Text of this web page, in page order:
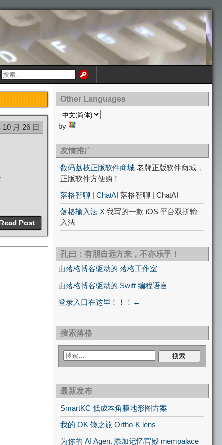
10 月 26 日
Post
Other Languages
by
友情推广
数码荔枝正版软件商城 老牌正版软件商城，
正版软件方便购！
落格智聊 | ChatAI 落格智聊 | ChatAI
落格输入法 X 我写的一款 iOS 平台双拼输
入法
孔曰：有朋自远方来，不亦乐乎！
由落格博客驱动的 落格工作室
由落格博客驱动的 Swift 编程语言
登录入口在这里！！！←
搜索落格
最新发布
SmartKC 低成本角膜地形图方案
我的 OK 镜之旅 Ortho-K lens
为你的 AI Agent 添加记忆宫殿 mempalace